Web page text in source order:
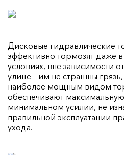
Дисковые гидравлические
эффективно тормозят даже
условиях, вне зависимости
улице – им не страшны
наиболее мощным видом
обеспечивают
минимальном усилии, не
правильной эксплуатации
ухода.